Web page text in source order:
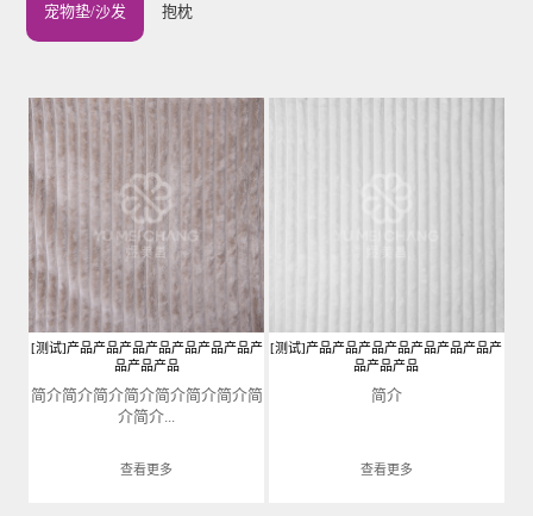
宠物垫/沙发 抱枕
[测试]产品产品产品产品产品产品产品产
品产品产品
简介简介简介简介简介简介简介简
介简介...
查看更多
[测试]产品产品产品产品产品产品产品产
品产品产品
简介
查看更多